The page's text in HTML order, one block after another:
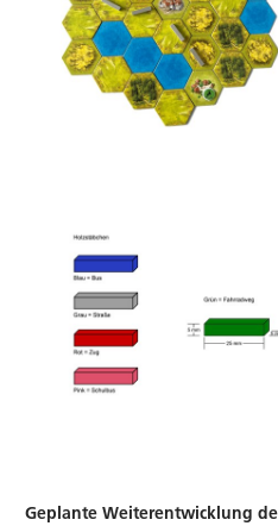
Geplante Weiterentwicklung